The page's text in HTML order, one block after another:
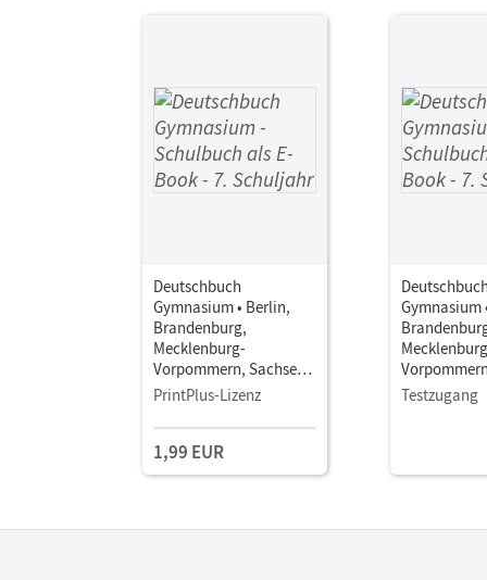
Deutschbuch
Gymnasium • Berlin,
Brandenburg,
Mecklenburg-
Vorpommern, Sachsen,
Sachsen-Anhalt und
2012 · 7. Schuljahr •
Schulbuch als E-Book
PrintPlus-Lizenz
1,99 EUR
Gymnasium
Sachsen-
Thüringen -
Testzugang